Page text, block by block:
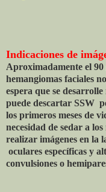
Indicaciones de
Aproximadamente el 90
hemangiomas faciales
espera que se
puede descartar SSW
los primeros meses de
necesidad de sedar a
realizar imágenes en la
oculares específicas y
convulsiones o